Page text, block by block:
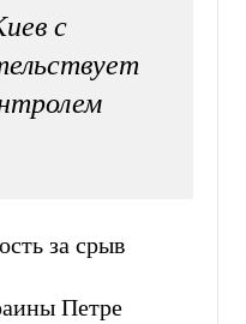
с
за срыв
Петре